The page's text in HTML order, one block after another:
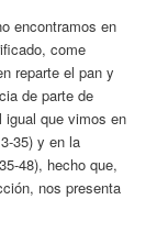
encontramos en
come
reparte el pan y
de parte de
que vimos en
35) y en la
48), hecho que,
nos presenta